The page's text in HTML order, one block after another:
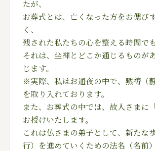
たが、
お葬式とは、亡くなった方をお偲び
く、
残された私たちの心を整える時間で
それは、坐禅とどこか通じるものが
じます。
※実際、私はお通夜の中で、黙祷（
を取り入れております。
また、お葬式の中では、故人さまに
お授けいたします。
これは仏さまの弟子として、新たな
行）を進めていくための法名（名前）